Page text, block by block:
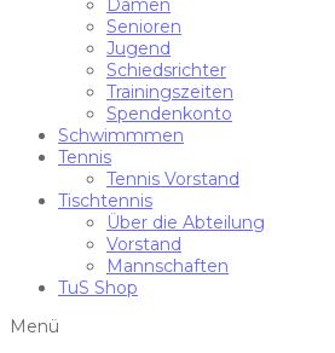
Damen
Senioren
Jugend
Schiedsrichter
Trainingszeiten
Spendenkonto
Schwimmmen
Tennis
Tennis Vorstand
Tischtennis
Über die Abteilung
Vorstand
Mannschaften
TuS Shop
Menü